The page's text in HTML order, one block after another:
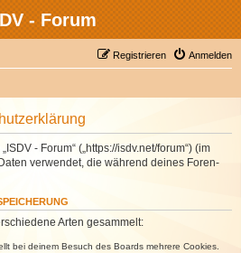
- Forum
Anmelden
Registrieren
- Forum“ („https://isdv.net/forum“) (im
verwendet, die während deines Foren-
Arten gesammelt:
bei deinem Besuch des Boards mehrere Cookies.